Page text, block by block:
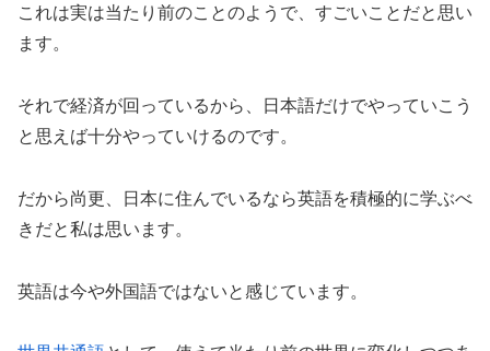
これは実は当たり前のことのようで、すごいことだと思い
ます。
それで経済が回っているから、日本語だけでやっていこう
と思えば十分やっていけるのです。
だから尚更、日本に住んでいるなら英語を積極的に学ぶべ
きだと私は思います。
英語は今や外国語ではないと感じています。